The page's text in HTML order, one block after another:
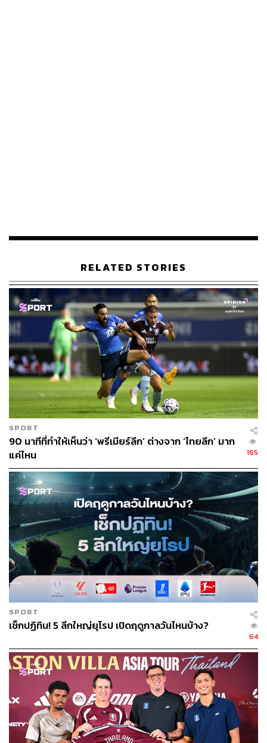
เกมในระบบเดียวกัน
ค่าลิขสิทธิ์ถ่ายทอดสดพรีเมียร์ลีก อังกฤษ ตั้งแต่ปี 1992
(ข้อมูลจากTelegraph)
การแข่งขันลดลงจาก Media Disruption
โดยหนึ่งในสาเหตุที่ค่าลิขสิทธิ์ลดลง เนื่องจากทั้งสองบริษัท
ประสบปัญหาการเงินและไม่มีคู่แข่งหน้าใหม่เข้ามาทำการ
ประมูลอย่างจริงจัง ส่งผลให้การแข่งขันเพื่อแย่งชิงลิขสิทธิ์ลด
ลง โดยเฉพาะทาง Sky ที่ทุ่มเงินมหาศาลในการซื้อลิขสิทธิ์
ครั้งที่แล้วจนทำให้ต้องลดค่าใช้จ่ายในส่วนอื่นๆ ในขณะ
เดียวกันก็ต้องเพิ่มเงินลงทุนในการทำละครและคอนเทนต์
อื่นๆ หลังจากที่เจอกับคู่แข่งหน้าใหม่อย่าง Netflix และ
Amazon ที่กำลังเติบโตขึ้น เช่นเดียวกับ Apple ที่กำลังลงมา
เล่นในตลาดนี้
อย่างไรด็ตาม กำไรของ Sky คงไม่ได้เติบโตขึ้นจากค่า
ลิขสิทธิ์ที่ลดลง แต่คาดว่าการลงทุนในคอนเทนต์อื่นๆ น่าจะ
สูงขึ้น
RELATED STORIES
SPORT
90 นาทีที่ทำให้เห็นว่า ‘พรีเมียร์ลีก’ ต่างจาก ‘ไทยลีก’ มาก
แค่ไหน
165
SPORT
เช็กปฏิทิน! 5 ลีกใหญ่ยุโรป เปิดฤดูกาลวันไหนบ้าง?
64